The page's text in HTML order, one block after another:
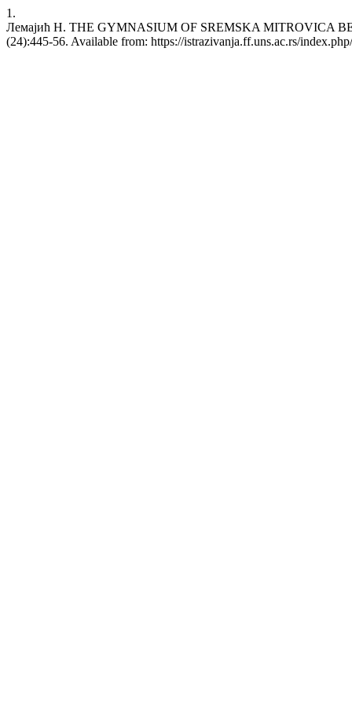
1.
Лемајић Н. THE GYMNASIUM OF SREMSKA MITROVICA
(24):445-56. Available from: https://istrazivanja.ff.uns.ac.rs/